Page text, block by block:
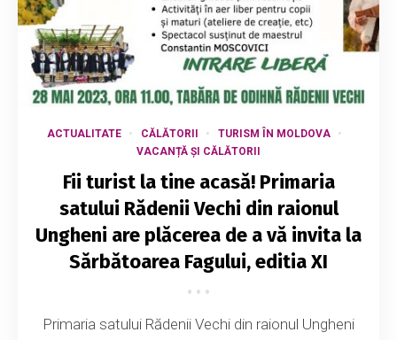
ACTUALITATE CĂLĂTORII
TURISM ÎN MOLDOVA
VACANȚĂ ȘI CĂLĂTORII
Fii turist la tine acasă! Primaria
satului Rădenii Vechi din raionul
Ungheni are plăcerea de a vă invita la
Sărbătoarea Fagului, editia XI
Primaria satului Rădenii Vechi din raionul Ungheni